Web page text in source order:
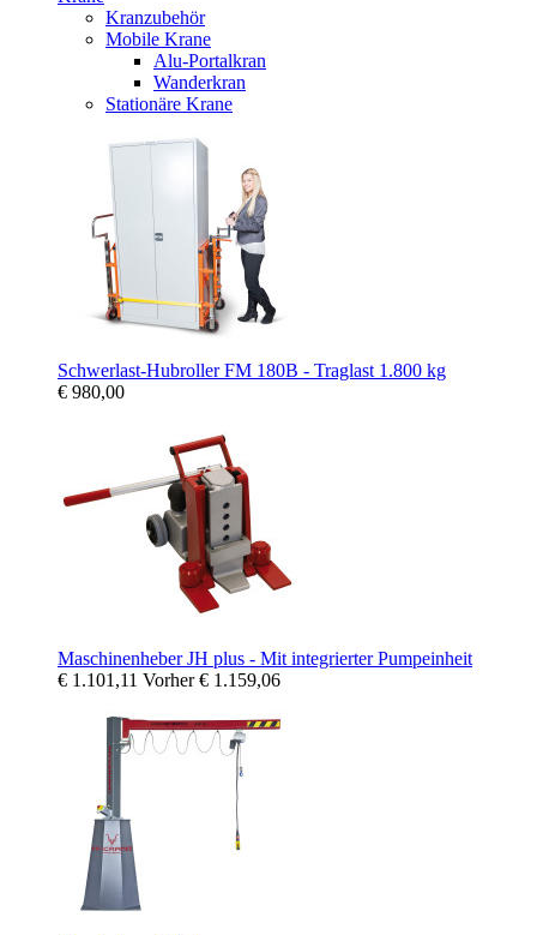
Kranzubehör
Mobile Krane
Alu-Portalkran
Wanderkran
Stationäre Krane
Schwerlast-Hubroller FM 180B - Traglast 1.800 kg
€ 980,00
Maschinenheber JH plus - Mit integrierter Pumpeinheit
€ 1.101,11 Vorher€ 1.159,06